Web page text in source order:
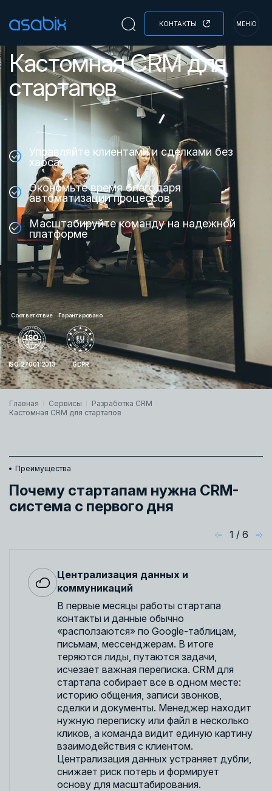
КОНТАКТЫ МЕНЮ
Кастомная CRM для
стартапов
Управляйте клиентами и сделками без
хаоса
Экономьте время благодаря
автоматизации процессов
Масштабируйте команду на надежной
платформе
Соответствие
ISO 27001:2013
Гарантировано
GDPR
Главная Сервисы
Разработка СRМ
Кастомная CRM для стартапов
Преимущества
Почему стартапам нужна CRM-
система с первого дня
1 / 6
Централизация данных и
коммуникаций
В первые месяцы работы стартапа
контакты и данные обычно
«расползаются» по Google-таблицам,
письмам, мессенджерам. В итоге
теряются лиды, путаются задачи,
исчезает важная переписка. CRM для
стартапа собирает все в одном месте:
историю общения, записи звонков,
сделки и документы. Менеджер находит
нужную переписку или файл в несколько
кликов, а команда видит единую картину
взаимодействия с клиентом.
Централизация данных устраняет дубли,
снижает риск потерь и формирует
основу для масштабирования.